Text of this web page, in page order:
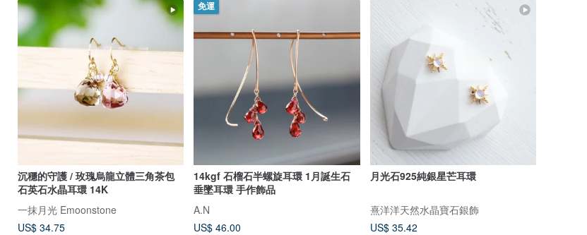
沉穩的守護 / 玫瑰烏龍立體三角茶包
石英石水晶耳環 14K
一抹月光 Emoonstone
US$ 34.75
免運
14kgf 石榴石半螺旋耳環 1月誕生石
垂墜耳環 手作飾品
A.N
US$ 46.00
月光石925純銀星芒耳環
熹洋洋天然水晶寶石銀飾
US$ 35.42